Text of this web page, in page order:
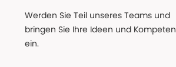
Werden Sie Teil unseres Teams und
bringen Sie Ihre Ideen und
ein.